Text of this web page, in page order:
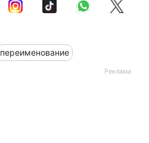
переименование